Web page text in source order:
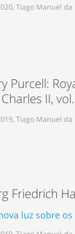
Tiago Manuel da
Purcell:
II,
Tiago Manuel da
Friedrich
luz sobre